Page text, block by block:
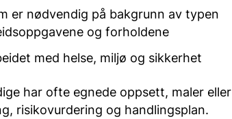
er nødvendig på bakgrunn av typen
og forholdene
med helse, miljø og sikkerhet
har ofte egnede oppsett, maler eller
risikovurdering og handlingsplan.